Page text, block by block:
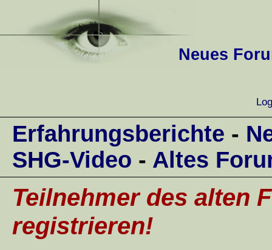
Neues
Erfahrungsberichte -
SHG-Video - Altes
Teilnehmer des alten
registrieren!